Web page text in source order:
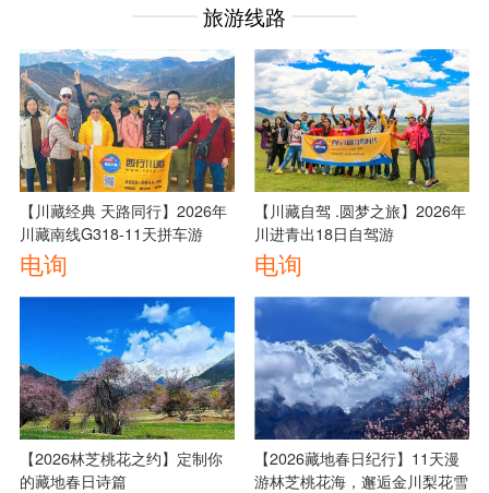
旅游线路
【川藏经典 天路同行】2026年
川藏南线G318-11天拼车游
电询
【川藏自驾 .圆梦之旅】2026年
川进青出18日自驾游
电询
【2026林芝桃花之约】定制你
的藏地春日诗篇
【2026藏地春日纪行】11天漫
游林芝桃花海，邂逅金川梨花雪